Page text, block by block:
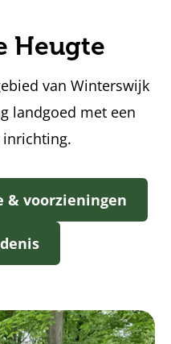
Heugte
van Winterswijk
landgoed met een
& voorzieningen